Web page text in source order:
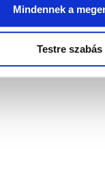
Mindennek a
Testre szabás
u. 4. Tel.: +36/96/319-
jog védi, bármiféle